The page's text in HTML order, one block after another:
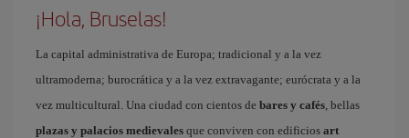
¡Hola, Bruselas!
La capital administrativa de Europa; tradicional y a la vez
ultramoderna; burocrática y a la vez extravagante; eurócrata y a la
vez multicultural. Una ciudad con cientos de bares y cafés, bellas
plazas y palacios medievales que conviven con edificios art